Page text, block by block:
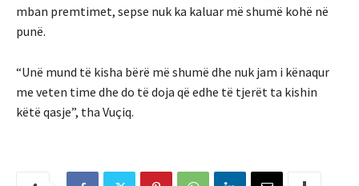
mban premtimet, sepse nuk ka kaluar më shumë kohë në
punë.
“Unë mund të kisha bërë më shumë dhe nuk jam i kënaqur
me veten time dhe do të doja që edhe të tjerët ta kishin
këtë qasje”, tha Vuçiq.